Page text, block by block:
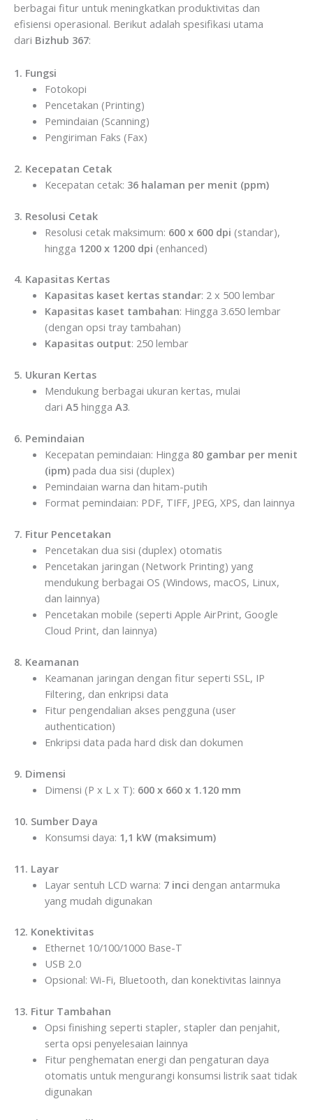
berbagai fitur untuk meningkatkan produktivitas dan
efisiensi operasional. Berikut adalah spesifikasi utama
dari Bizhub 367:
1. Fungsi
Fotokopi
Pencetakan (Printing)
Pemindaian (Scanning)
Pengiriman Faks (Fax)
2. Kecepatan Cetak
Kecepatan cetak: 36 halaman per menit (ppm)
3. Resolusi Cetak
Resolusi cetak maksimum: 600 x 600 dpi (standar),
hingga 1200 x 1200 dpi (enhanced)
4. Kapasitas Kertas
Kapasitas kaset kertas standar: 2 x 500 lembar
Kapasitas kaset tambahan: Hingga 3.650 lembar
(dengan opsi tray tambahan)
Kapasitas output: 250 lembar
5. Ukuran Kertas
Mendukung berbagai ukuran kertas, mulai
dari A5hingga A3.
6. Pemindaian
Kecepatan pemindaian: Hingga 80 gambar per menit
(ipm)pada dua sisi (duplex)
Pemindaian warna dan hitam-putih
Format pemindaian: PDF, TIFF, JPEG, XPS, dan lainnya
7. Fitur Pencetakan
Pencetakan dua sisi (duplex) otomatis
Pencetakan jaringan (Network Printing) yang
mendukung berbagai OS (Windows, macOS, Linux,
dan lainnya)
Pencetakan mobile (seperti Apple AirPrint, Google
Cloud Print, dan lainnya)
8. Keamanan
Keamanan jaringan dengan fitur seperti SSL, IP
Filtering, dan enkripsi data
Fitur pengendalian akses pengguna (user
authentication)
Enkripsi data pada hard disk dan dokumen
9. Dimensi
Dimensi (P x L x T): 600 x 660 x 1.120 mm
10. Sumber Daya
Konsumsi daya: 1,1 kW (maksimum)
11. Layar
Layar sentuh LCD warna: 7 inci dengan antarmuka
yang mudah digunakan
12. Konektivitas
Ethernet 10/100/1000 Base-T
USB 2.0
Opsional: Wi-Fi, Bluetooth, dan konektivitas lainnya
13. Fitur Tambahan
Opsi finishing seperti stapler, stapler dan penjahit,
serta opsi penyelesaian lainnya
Fitur penghematan energi dan pengaturan daya
otomatis untuk mengurangi konsumsi listrik saat tidak
digunakan